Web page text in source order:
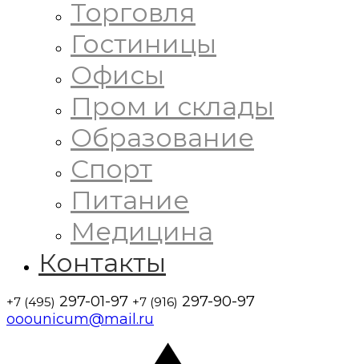
Торговля
Гостиницы
Офисы
Пром и склады
Образование
Спорт
Питание
Медицина
Контакты
+7 (495) 297-01-97 +7 (916) 297-90-97
ooounicum@mail.ru